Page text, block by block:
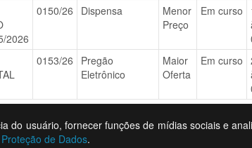
2026
0150/26 Dispensa
Menor
Preço
Em curso
0153/26
Pregão
Eletrônico
Maior
Oferta
Em curso
do usuário, fornecer funções de mídias sociais e
de Dados.